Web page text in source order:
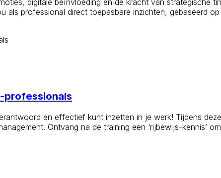
digitale beïnvloeding en de kracht van strategische
als professional direct toepasbare inzichten, gebaseerd
professionals
en effectief kunt inzetten in je werk! Tijdens
Ontvang na de training een ‘rijbewijs-kennis’